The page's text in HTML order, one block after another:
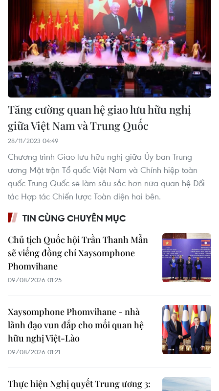
Tăng cường quan hệ giao lưu hữu nghị
giữa Việt Nam và Trung Quốc
28/11/2023 04:49
Chương trình Giao lưu hữu nghị giữa Ủy ban Trung
ương Mặt trận Tổ quốc Việt Nam và Chính hiệp toàn
quốc Trung Quốc sẽ làm sâu sắc hơn nữa quan hệ Đối
tác Hợp tác Chiến lược Toàn diện hai bên.
TIN CÙNG CHUYÊN MỤC
Chủ tịch Quốc hội Trần Thanh Mẫn
sẽ viếng đồng chí Xaysomphone
Phomvihane
09/08/2026 01:25
Xaysomphone Phomvihane - nhà
lãnh đạo vun đắp cho mối quan hệ
hữu nghị Việt-Lào
09/08/2026 01:21
Thực hiện Nghị quyết Trung ương 3: